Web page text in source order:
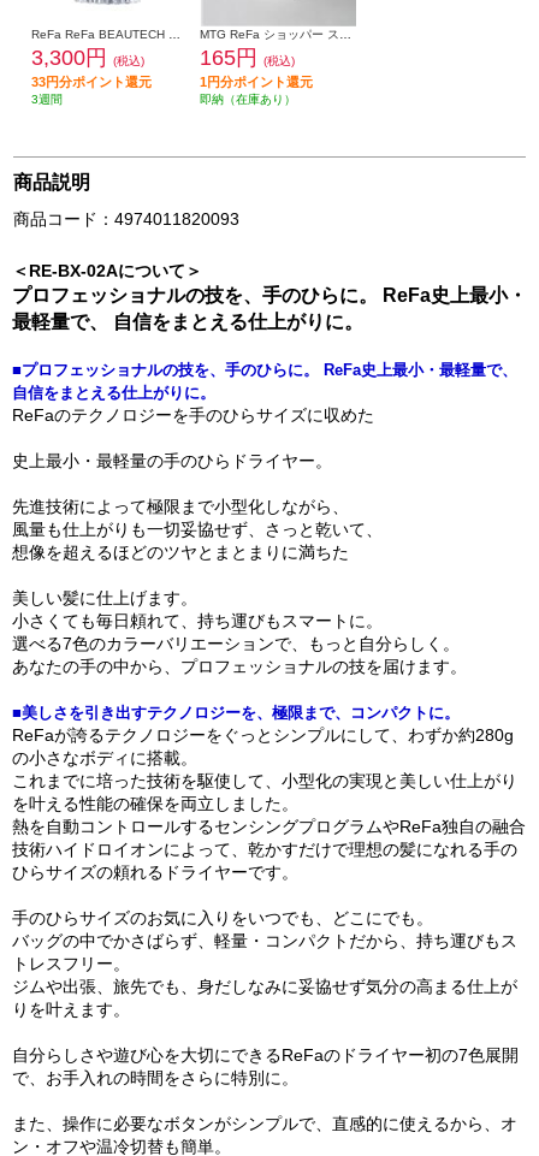
3,300円 (税込)
33円分ポイント還元
3週間
165円 (税込)
1円分ポイント還元
即納（在庫あり）
商品説明
商品コード：4974011820093
＜RE-BX-02Aについて＞
プロフェッショナルの技を、手のひらに。 ReFa史上最小・
最軽量で、 自信をまとえる仕上がりに。
■プロフェッショナルの技を、手のひらに。 ReFa史上最小・最軽量で、
自信をまとえる仕上がりに。
ReFaのテクノロジーを手のひらサイズに収めた
史上最小・最軽量の手のひらドライヤー。
先進技術によって極限まで小型化しながら、
風量も仕上がりも一切妥協せず、さっと乾いて、
想像を超えるほどのツヤとまとまりに満ちた
美しい髪に仕上げます。
小さくても毎日頼れて、持ち運びもスマートに。
選べる7色のカラーバリエーションで、もっと自分らしく。
あなたの手の中から、プロフェッショナルの技を届けます。
■美しさを引き出すテクノロジーを、極限まで、コンパクトに。
ReFaが誇るテクノロジーをぐっとシンプルにして、わずか約280g
の小さなボディに搭載。
これまでに培った技術を駆使して、小型化の実現と美しい仕上がり
を叶える性能の確保を両立しました。
熱を自動コントロールするセンシングプログラムやReFa独自の融合
技術ハイドロイオンによって、乾かすだけで理想の髪になれる手の
ひらサイズの頼れるドライヤーです。
手のひらサイズのお気に入りをいつでも、どこにでも。
バッグの中でかさばらず、軽量・コンパクトだから、持ち運びもス
トレスフリー。
ジムや出張、旅先でも、身だしなみに妥協せず気分の高まる仕上が
りを叶えます。
自分らしさや遊び心を大切にできるReFaのドライヤー初の7色展開
で、お手入れの時間をさらに特別に。
また、操作に必要なボタンがシンプルで、直感的に使えるから、オ
ン・オフや温冷切替も簡単。